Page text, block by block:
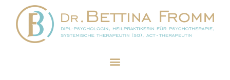
Schlagwort:Verletzung